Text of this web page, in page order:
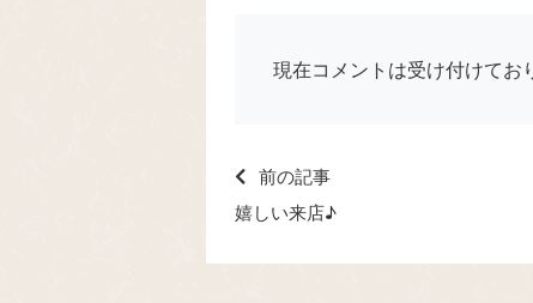
現在コメントは受け付けてお
前の記事
嬉しい来店♪